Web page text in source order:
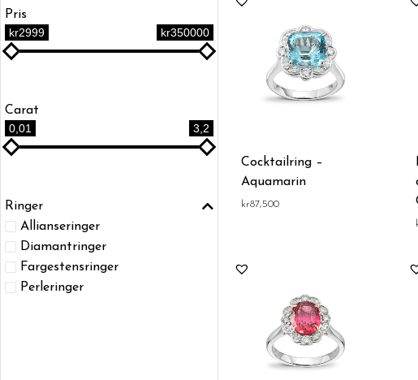
Pris
kr2999
kr350000
Carat
0,01
3,2
Ringer
Allianseringer
Diamantringer
Fargestensringer
Perleringer
Cocktailring –
Aquamarin
kr87,500